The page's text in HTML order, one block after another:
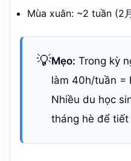
Mùa xuân: ~2 tuần (2
💡Mẹo: Trong kỳ
làm 40h/tuần =
Nhiều du học
tháng hè để tiết